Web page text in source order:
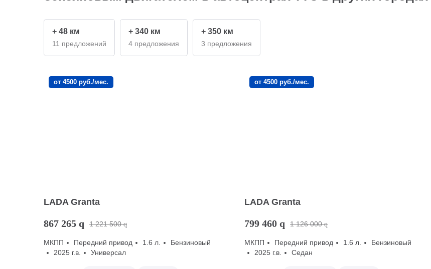
+ 48 км
11 предложений
+ 340 км
4 предложения
+ 350 км
3 предложения
от 4500 руб./мес.
LADA Granta
867 265 q 1 221 500 q
МКПП Передний привод 1.6 л.
Бензиновый
2025 г.в.
Универсал
от 4500 руб./мес.
LADA Granta
799 460 q 1 126 000 q
МКПП Передний привод 1.6 л.
Бензиновый
2025 г.в.
Седан